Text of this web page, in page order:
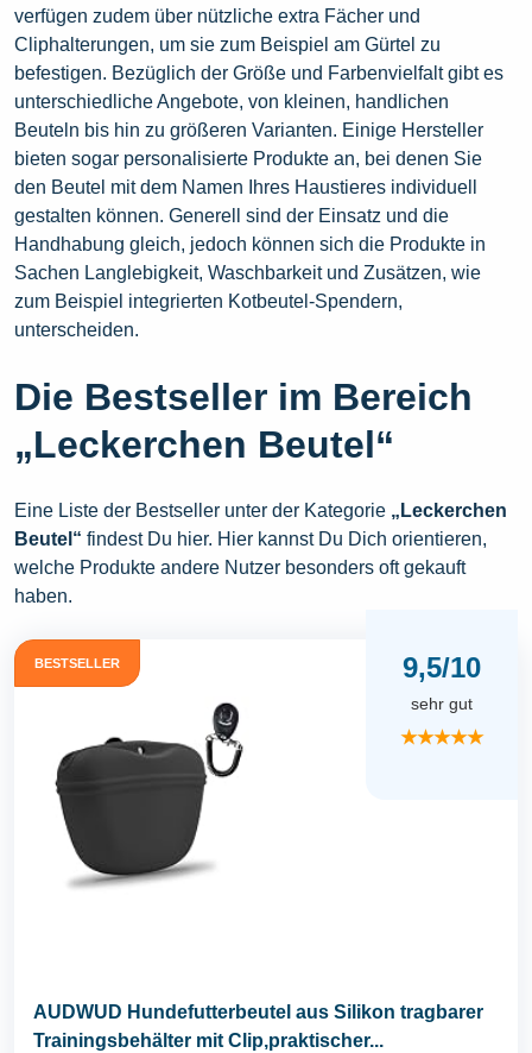
verfügen zudem über nützliche extra Fächer und
Cliphalterungen, um sie zum Beispiel am Gürtel zu
befestigen. Bezüglich der Größe und Farbenvielfalt gibt es
unterschiedliche Angebote, von kleinen, handlichen
Beuteln bis hin zu größeren Varianten. Einige Hersteller
bieten sogar personalisierte Produkte an, bei denen Sie
den Beutel mit dem Namen Ihres Haustieres individuell
gestalten können. Generell sind der Einsatz und die
Handhabung gleich, jedoch können sich die Produkte in
Sachen Langlebigkeit, Waschbarkeit und Zusätzen, wie
zum Beispiel integrierten Kotbeutel-Spendern,
unterscheiden.
Die Bestseller im Bereich
„Leckerchen Beutel“
Eine Liste der Bestseller unter der Kategorie „Leckerchen
Beutel“ findest Du hier. Hier kannst Du Dich orientieren,
welche Produkte andere Nutzer besonders oft gekauft
haben.
BESTSELLER 9,5/10
sehr gut
★★★★★
AUDWUD Hundefutterbeutel aus Silikon tragbarer
Trainingsbehälter mit Clip,praktischer...